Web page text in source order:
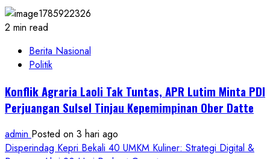
2 min read
Berita Nasional
Politik
Konflik Agraria Laoli Tak Tuntas, APR Lutim Minta PDI
Perjuangan Sulsel Tinjau Kepemimpinan Ober Datte
admin Posted on 3 hari ago
Disperindag Kepri Bekali 40 UMKM Kuliner: Strategi Digital &